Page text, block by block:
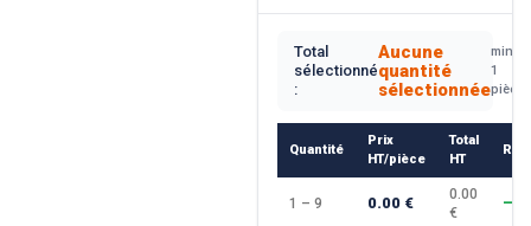
Total
sélectionné
:
Aucune
quantité
sélectionnée
min.
1
pièce
Quantité
Prix
HT/pièce
Total
HT
1 – 9 0.00 €
0.00
€
—